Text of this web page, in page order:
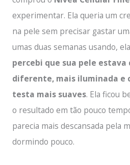
experimentar. Ela queria um
na pele sem precisar gastar
umas duas semanas usando,
percebi que sua pele estava
diferente, mais iluminada e
testa mais suaves. Ela ficou
o resultado em tão pouco
parecia mais descansada pela
dormindo pouco.